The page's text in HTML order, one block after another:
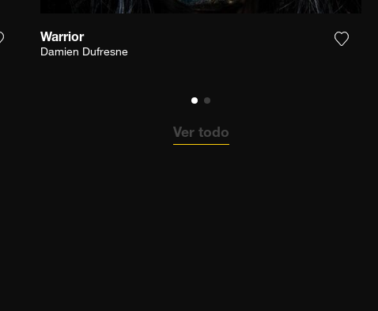
Agrega la fotografía a mi lista de deseos
Warrior
Damien Dufresne
Ver todo